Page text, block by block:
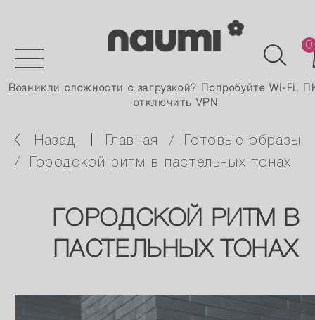
0
Возникли сложности с загрузкой? Попробуйте Wi-Fi,
отключить VPN
Назад главная
готовые образы
городской ритм в пастельных тонах
ГОРОДСКОЙ РИТМ В
ПАСТЕЛЬНЫХ ТОНАХ